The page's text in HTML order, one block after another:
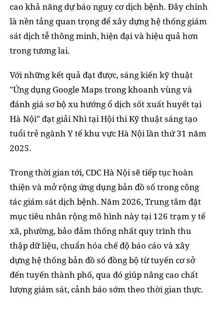
cao khả năng dự báo nguy cơ dịch bệnh. Đây chính
là nền tảng quan trọng để xây dựng hệ thống giám
sát dịch tễ thông minh, hiện đại và hiệu quả hơn
trong tương lai.
Với những kết quả đạt được, sáng kiến kỹ thuật
"Ứng dụng Google Maps trong khoanh vùng và
đánh giá sơ bộ xu hướng ổ dịch sốt xuất huyết tại
Hà Nội" đạt giải Nhì tại Hội thi Kỹ thuật sáng tạo
tuổi trẻ ngành Y tế khu vực Hà Nội lần thứ 31 năm
2025.
Trong thời gian tới, CDC Hà Nội sẽ tiếp tục hoàn
thiện và mở rộng ứng dụng bản đồ số trong công
tác giám sát dịch bệnh. Năm 2026, Trung tâm đặt
mục tiêu nhân rộng mô hình này tại 126 trạm y tế
xã, phường, bảo đảm thống nhất quy trình thu
thập dữ liệu, chuẩn hóa chế độ báo cáo và xây
dựng hệ thống bản đồ số đồng bộ từ tuyến cơ sở
đến tuyến thành phố, qua đó giúp nâng cao chất
lượng giám sát, cảnh báo sớm theo thời gian thực.